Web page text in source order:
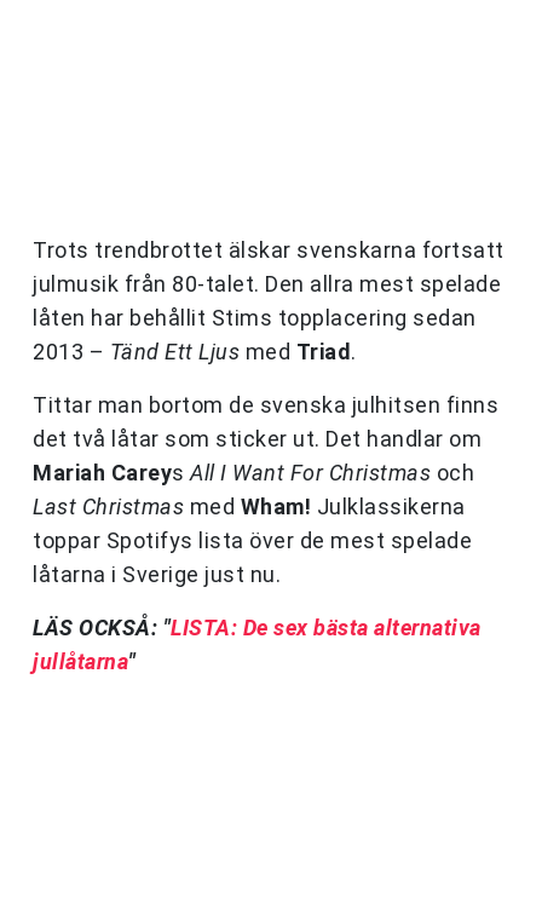
Trots trendbrottet älskar svenskarna fortsatt
julmusik från 80-talet. Den allra mest spelade
låten har behållit Stims topplacering sedan
2013 – Tänd Ett Ljus med Triad .
Tittar man bortom de svenska julhitsen finns
det två låtar som sticker ut. Det handlar om
Mariah Careys All I Want For Christmas och
Last Christmas med Wham! Julklassikerna
toppar Spotifys lista över de mest spelade
låtarna i Sverige just nu.
LÄS OCKSÅ: "LISTA: De sex bästa alternativa
jullåtarna"